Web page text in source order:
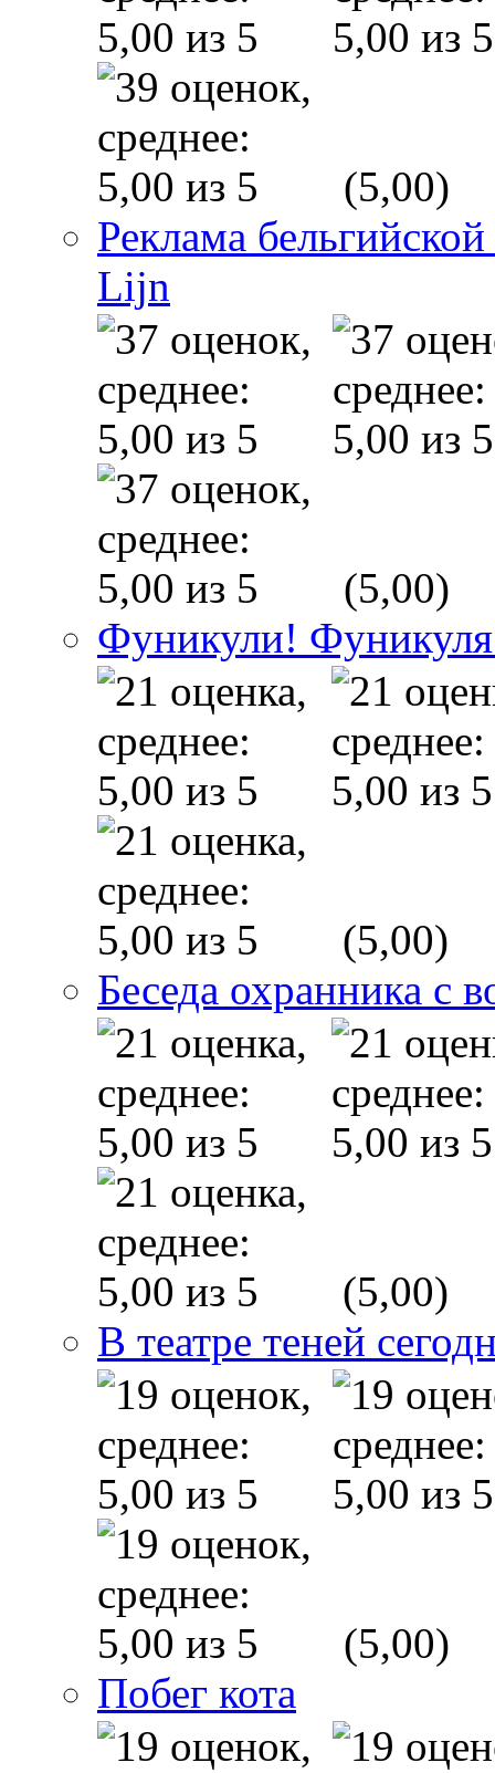
(5,00)
Реклама
Lijn
(5,00)
Фуникули!
(5,00)
Беседа охранника с
(5,00)
В театре теней
(5,00)
Побег кота